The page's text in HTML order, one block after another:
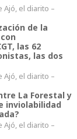
Ajó, el diarito –
de la
las 62
las dos
Ajó, el diarito –
La Forestal y
inviolabilidad
Ajó, el diarito –